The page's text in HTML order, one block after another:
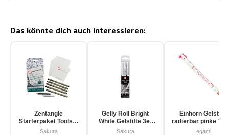
Das könnte dich auch interessieren:
Zentangle
Starterpaket Toolset
für Einsteiger 12-
Sakura
Gelly Roll Bright
White Gelstifte 3er
Pack
Sakura
Einhorn Gelstift
radierbar pinke
Legami